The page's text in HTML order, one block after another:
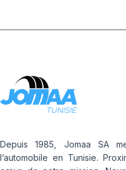
Depuis 1985, Jomaa SA
l’automobile en Tunisie.